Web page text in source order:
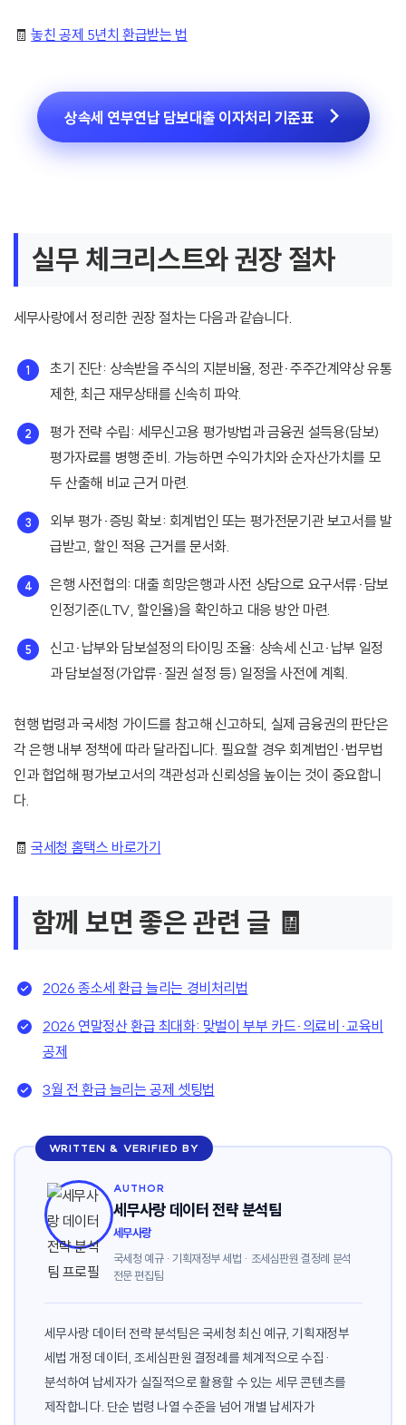
🧾놓친 공제 5년치 환급받는 법
상속세 연부연납 담보대출 이자처리 기준표
실무 체크리스트와 권장 절차
세무사랑에서 정리한 권장 절차는 다음과 같습니다.
초기 진단: 상속받을 주식의 지분비율, 정관·주주간계약상 유통
제한, 최근 재무상태를 신속히 파악.
평가 전략 수립: 세무신고용 평가방법과 금융권 설득용(담보)
평가자료를 병행 준비. 가능하면 수익가치와 순자산가치를 모
두 산출해 비교 근거 마련.
외부 평가·증빙 확보: 회계법인 또는 평가전문기관 보고서를 발
급받고, 할인 적용 근거를 문서화.
은행 사전협의: 대출 희망은행과 사전 상담으로 요구서류·담보
인정기준(LTV, 할인율)을 확인하고 대응 방안 마련.
신고·납부와 담보설정의 타이밍 조율: 상속세 신고·납부 일정
과 담보설정(가압류·질권 설정 등) 일정을 사전에 계획.
현행 법령과 국세청 가이드를 참고해 신고하되, 실제 금융권의 판단은
각 은행 내부 정책에 따라 달라집니다. 필요할 경우 회계법인·법무법
인과 협업해 평가보고서의 객관성과 신뢰성을 높이는 것이 중요합니
다.
🧾국세청 홈택스 바로가기
함께 보면 좋은 관련 글 🧾
2026 종소세 환급 늘리는 경비처리법
2026 연말정산 환급 최대화: 맞벌이 부부 카드·의료비·교육비
공제
3월 전 환급 늘리는 공제 셋팅법
WRITTEN & VERIFIED BY
AUTHOR
세무사랑 데이터 전략 분석팀
세무사랑
국세청 예규 · 기획재정부 세법 · 조세심판원 결정례 분석
전문 편집팀
세무사랑 데이터 전략 분석팀은 국세청 최신 예규, 기획재정부
세법 개정 데이터, 조세심판원 결정례를 체계적으로 수집·
분석하여 납세자가 실질적으로 활용할 수 있는 세무 콘텐츠를
제작합니다. 단순 법령 나열 수준을 넘어 개별 납세자가